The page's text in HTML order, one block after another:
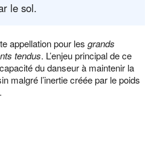
le sol.
appellation pour les grands
tendus. L’enjeu principal de ce
du danseur à maintenir la
malgré l’inertie créée par le poids